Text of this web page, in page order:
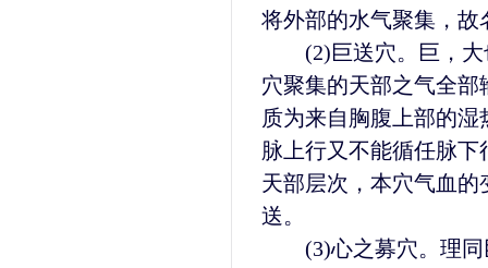
将外部的水气聚集，
(2)巨送穴。巨，大
穴聚集的天部之气全
质为来自胸腹上部的
脉上行又不能循任脉
天部层次，本穴气血
送。
(3)心之募穴。理同